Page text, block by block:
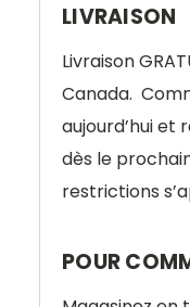
LIVRAISON
Livraison
Canada.
aujourd’hui
dès le
restrictions
POUR